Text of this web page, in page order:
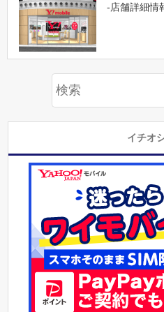
-店舗詳細情
イチオ